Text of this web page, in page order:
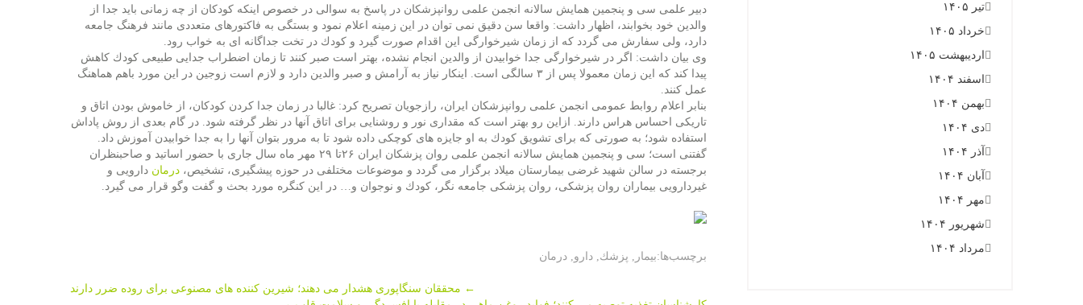
دبیر علمی سی و پنجمین همایش سالانه انجمن علمی روانپزشكان در پاسخ به سوالی در خصوص اینكه كودكان از چه زمانی باید جدا از
والدین خود بخوابند، اظهار داشت: واقعا سن دقیق نمی توان در این زمینه اعلام نمود و بستگی به فاكتورهای متعددی مانند فرهنگ جامعه
دارد، ولی سفارش می گردد كه از زمان شیرخوارگی این اقدام صورت گیرد و كودك در تخت جداگانه ای به خواب رود.
وی بیان داشت: اگر در شیرخوارگی جدا خوابیدن از والدین انجام نشده، بهتر است صبر كنند تا زمان اضطراب جدایی طبیعی كودك كاهش
پیدا كند كه این زمان معمولا پس از ۳ سالگی است. اینكار نیاز به آرامش و صبر والدین دارد و لازم است زوجین در این مورد باهم هماهنگ
عمل كنند.
بنابر اعلام روابط عمومی انجمن علمی روانپزشكان ایران، رازجویان تصریح كرد: غالبا در زمان جدا كردن كودكان، از خاموش بودن اتاق و
تاریكی احساس هراس دارند. ازاین رو بهتر است كه مقداری نور و روشنایی برای اتاق آنها در نظر گرفته شود. در گام بعدی از روش پاداش
استفاده شود؛ به صورتی كه برای تشویق كودك به او جایزه های كوچكی داده شود تا به مرور بتوان آنها را به جدا خوابیدن آموزش داد.
گفتنی است؛ سی و پنجمین همایش سالانه انجمن علمی روان پزشكان ایران ۲۶تا ۲۹ مهر ماه سال جاری با حضور اساتید و صاحبنظران
برجسته در سالن شهید غرضی بیمارستان میلاد برگزار می گردد و موضوعات مختلفی در حوزه پیشگیری، تشخیص، درمان دارویی و
غیردارویی بیماران روان پزشكی، روان پزشكی جامعه نگر، كودك و نوجوان و… در این كنگره مورد بحث و گفت وگو قرار می گیرد.
برچسب‌ها:بیمار , پزشك, دارو, درمان
← محققان سنگاپوری هشدار می دهند؛ شیرین كننده های مصنوعی برای روده ضرر دارند
تیر ۱۴۰۵
خرداد ۱۴۰۵
اردیبهشت ۱۴۰۵
اسفند ۱۴۰۴
بهمن ۱۴۰۴
دی ۱۴۰۴
آذر ۱۴۰۴
آبان ۱۴۰۴
مهر ۱۴۰۴
شهریور ۱۴۰۴
مرداد ۱۴۰۴